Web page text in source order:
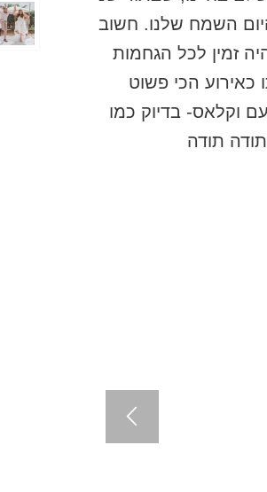
השמח שלנו. חשוב
זמין לכל הגחמות
כאירוע הכי פשוט
וקלאס- בדיוק כמו
תודה